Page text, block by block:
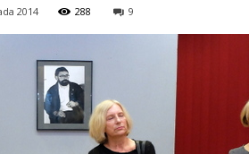
2014 288 9